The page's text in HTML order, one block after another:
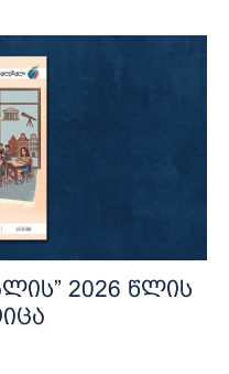
2026 წლის